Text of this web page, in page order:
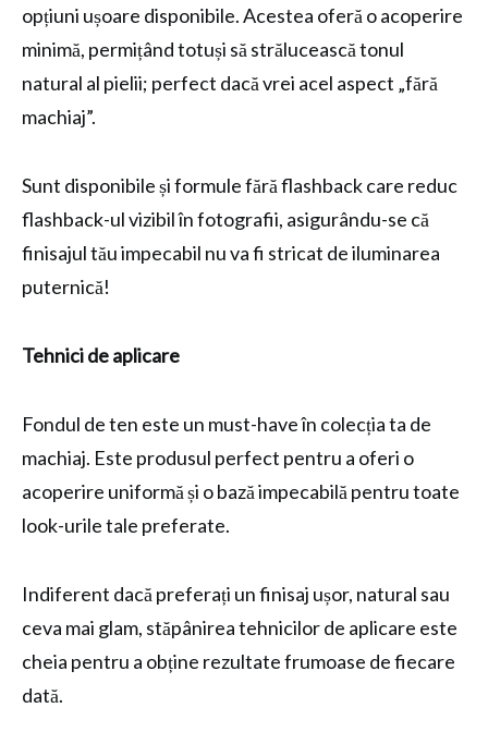
opțiuni ușoare disponibile. Acestea oferă o acoperire
minimă, permițând totuși să strălucească tonul
natural al pielii; perfect dacă vrei acel aspect „fără
machiaj”.
Sunt disponibile și formule fără flashback care reduc
flashback-ul vizibil în fotografii, asigurându-se că
finisajul tău impecabil nu va fi stricat de iluminarea
puternică!
Tehnici de aplicare
Fondul de ten este un must-have în colecția ta de
machiaj. Este produsul perfect pentru a oferi o
acoperire uniformă și o bază impecabilă pentru toate
look-urile tale preferate.
Indiferent dacă preferați un finisaj ușor, natural sau
ceva mai glam, stăpânirea tehnicilor de aplicare este
cheia pentru a obține rezultate frumoase de fiecare
dată.